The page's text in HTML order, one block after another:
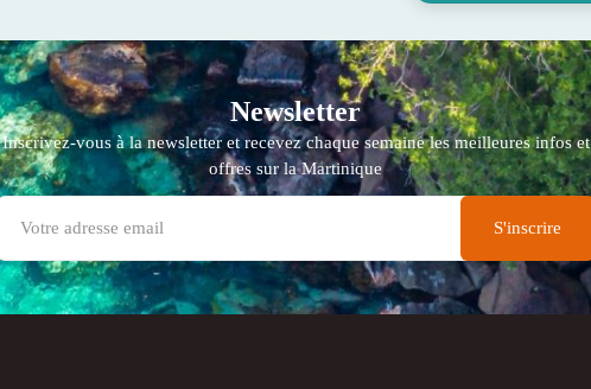
Newsletter
Inscrivez-vous à la newsletter et recevez chaque semaine les meilleures infos et
offres sur la Martinique